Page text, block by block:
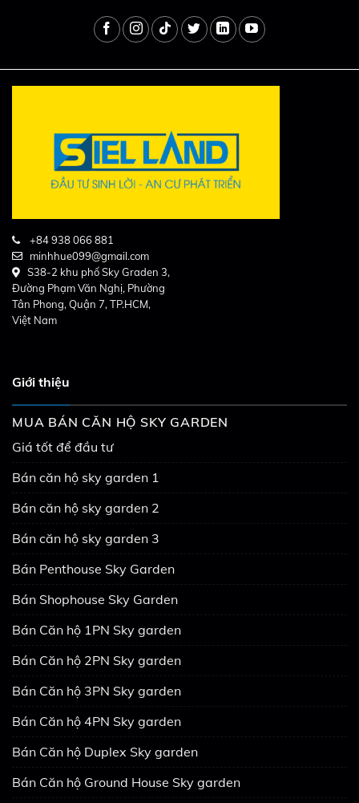
+84 938 066 881
minhhue099@gmail.com
S38-2 khu phố Sky Graden 3,
Đường Phạm Văn Nghị, Phường
Tân Phong, Quận 7, TP.HCM,
Việt Nam
Giới thiệu
MUA BÁN CĂN HỘ SKY GARDEN
Giá tốt để đầu tư
Bán căn hộ sky garden 1
Bán căn hộ sky garden 2
Bán căn hộ sky garden 3
Bán Penthouse Sky Garden
Bán Shophouse Sky Garden
Bán Căn hộ 1PN Sky garden
Bán Căn hộ 2PN Sky garden
Bán Căn hộ 3PN Sky garden
Bán Căn hộ 4PN Sky garden
Bán Căn hộ Duplex Sky garden
Bán Căn hộ Ground House Sky garden